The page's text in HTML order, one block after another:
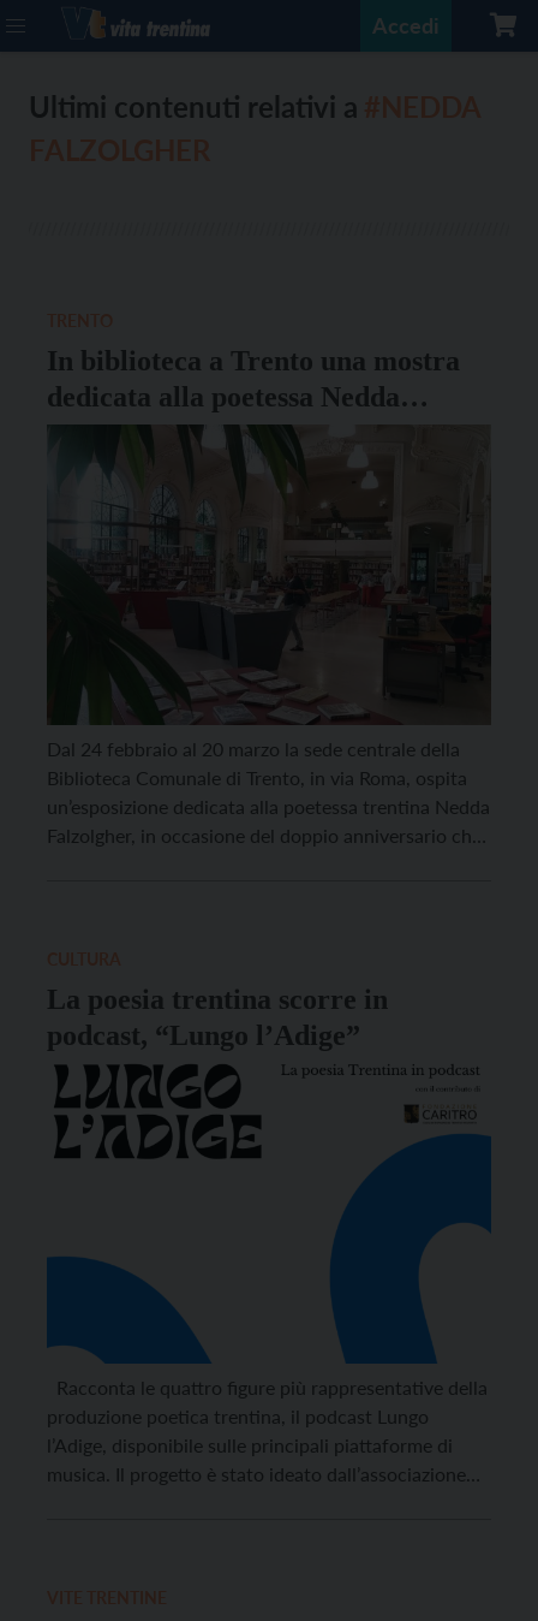
Accedi
Ultimi contenuti relativi a
In biblioteca a Trento una mostra
dedicata alla poetessa Nedda
Falzolgher
Dal 24 febbraio al 20 marzo la sede centrale della
Biblioteca Comunale di Trento, in via Roma, ospita
un’esposizione dedicata alla poetessa trentina Nedda
Falzolgher, in occasione del doppio anniversario che
La poesia trentina scorre in
podcast, “Lungo l’Adige”
Racconta le quattro figure più rappresentative della
produzione poetica trentina, il podcast Lungo
l’Adige, disponibile sulle principali piattaforme di
musica. Il progetto è stato ideato dall’associazione